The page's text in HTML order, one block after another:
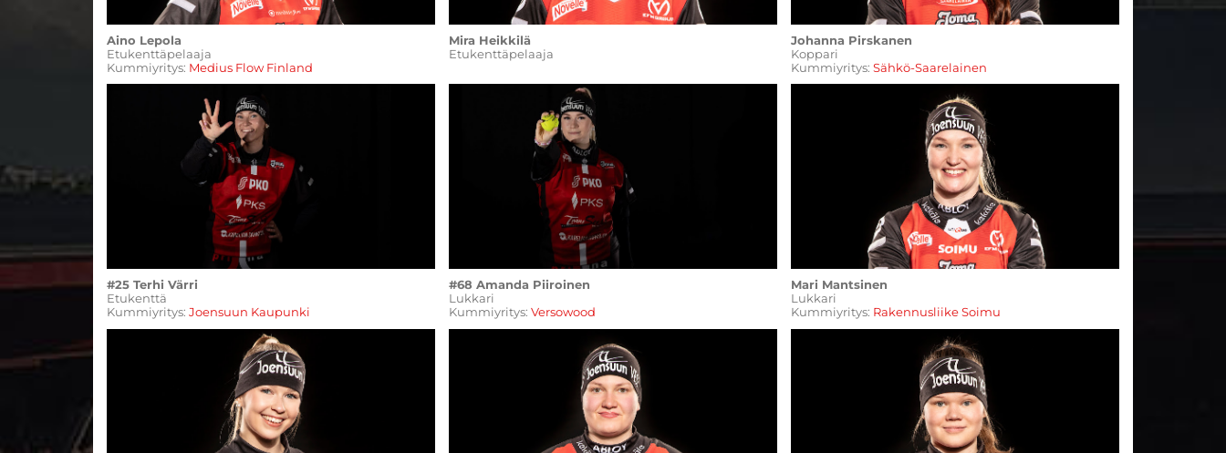
Aino Lepola
​​​​​​​Etukenttäpelaaja
Kummiyritys: Medius Flow Finland
Mira Heikkilä
​​​​​​​Etukenttäpelaaja
Johanna Pirskanen
​​​​​​​Koppari
Kummiyritys: Sähkö-Saarelainen
#25 Terhi Värri
Etukenttä
Kummiyritys: Joensuun Kaupunki
#68 Amanda Piiroinen
Lukkari
Kummiyritys: Versowood
Mari Mantsinen
​​​​​​​Lukkari
Kummiyritys: Rakennusliike Soimu